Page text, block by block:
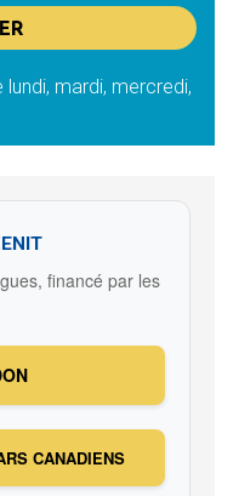
mardi, mercredi,
financé par les
CANADIENS